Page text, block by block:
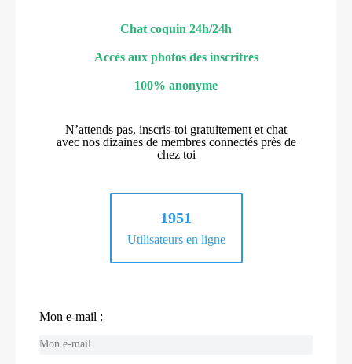
Chat coquin 24h/24h
Accès aux photos des inscritres
100% anonyme
N’attends pas, inscris-toi gratuitement et chat
avec nos dizaines de membres connectés près de
chez toi
1951
Utilisateurs en ligne
Mon e-mail :